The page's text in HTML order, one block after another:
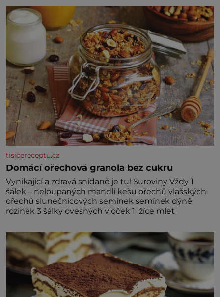
nedávno přečetli. Je to opravdu tak, s věkem jako
kdyby se paměť rozhodla stávkovat. Cvičte
tisicereceptu.cz
Domácí ořechová granola bez cukru
Vynikající a zdravá snídaně je tu! Suroviny Vždy 1
šálek – neloupaných mandlí kešu ořechů vlašských
ořechů slunečnicových semínek semínek dýně
rozinek 3 šálky ovesných vloček 1 lžíce mlet